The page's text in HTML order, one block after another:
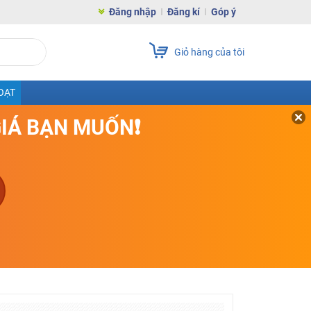
Đăng nhập Đăng kí Góp ý
Giỏ hàng của tôi
BẠN MUỐN❗